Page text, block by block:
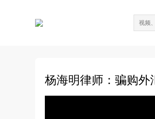
杨海明律师：骗购外